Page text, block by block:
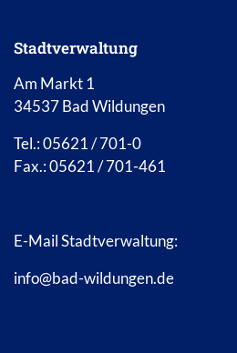
Stadtverwaltung
Am Markt 1
34537 Bad Wildungen
Tel.: 05621 / 701-0
Fax.: 05621 / 701-461
E-Mail Stadtverwaltung:
info@bad-wildungen.de